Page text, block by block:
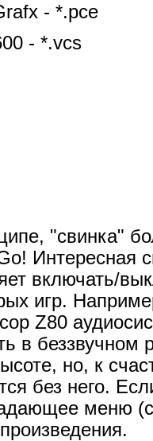
- *.pce
- *.vcs
"свинка"
Интересная
включать/
игр.
Z80
в
но, к
без него.
меню